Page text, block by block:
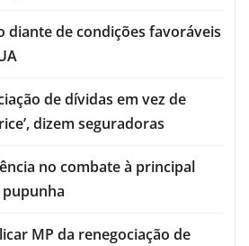
diante de condições favoráveis
de dívidas em vez de
dizem seguradoras
no combate à principal
MP da renegociação de